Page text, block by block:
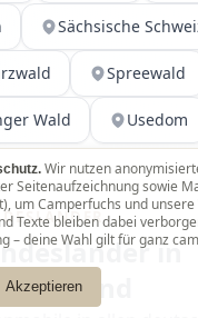
Sächsische
Spreewald
Wald Usedom
in
Wir nutzen
Seitenaufzeichnung sowie
um Camperfuchs und
Texte bleiben dabei
– deine Wahl gilt für ganz
Akzeptieren